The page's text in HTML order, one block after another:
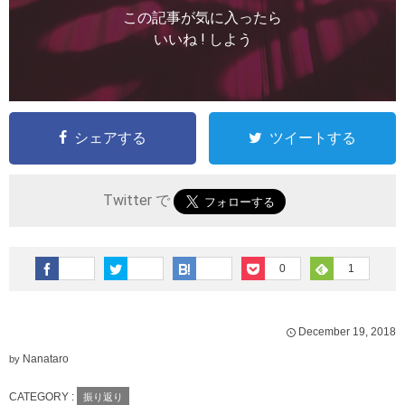
この記事が気に入ったら
いいね ! しよう
シェアする ツイートする
Twitter で
0 1
December 19, 2018
by Nanataro
CATEGORY : 振り返り